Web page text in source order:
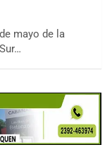
mayo de la